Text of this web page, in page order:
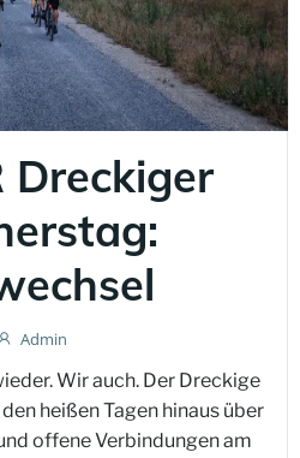
Dreckiger
Admin
Wir auch. Der Dreckige
heißen Tagen hinaus über
offene Verbindungen am